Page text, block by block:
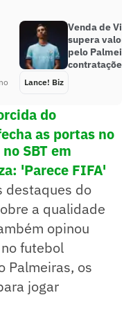
Venda de
supera
pelo
contratações
Lance! Biz
do
as portas no
SBT em
'Parece FIFA'
destaques do
a qualidade
opinou
futebol
Palmeiras, os
jogar